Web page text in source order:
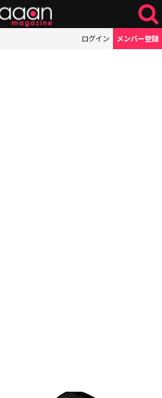
ログイン メンバー登録